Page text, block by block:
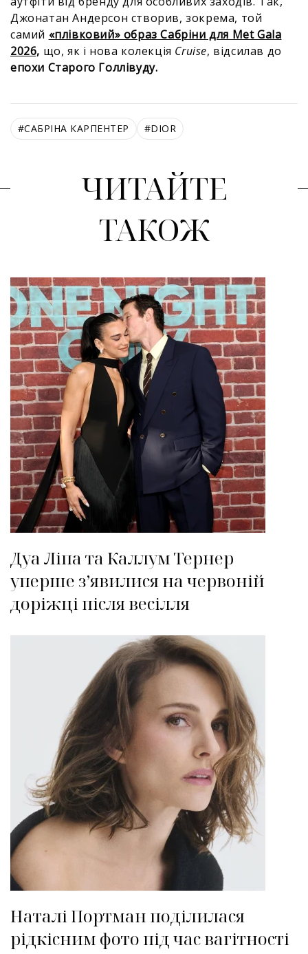
Джонатан Андерсон створив, зокрема, той
самий «плівковий» образ Сабріни для Met Gala
2026, що, як і нова колекція Cruise, відсилав до
епохи Старого Голлівуду.
#САБРІНА КАРПЕНТЕР #DIOR
ЧИТАЙТЕ
ТАКОЖ
Дуа Ліпа та Каллум Тернер
уперше з’явилися на червоній
доріжці після весілля
Наталі Портман поділилася
рідкісним фото під час вагітності